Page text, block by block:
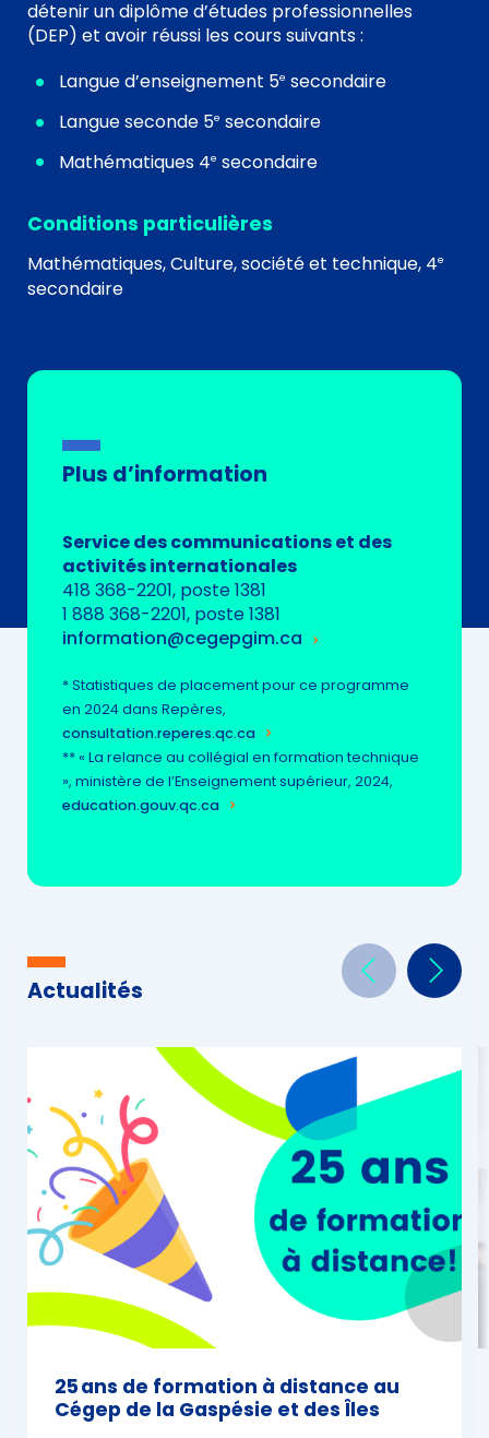
détenir un diplôme d’études professionnelles
(DEP) et avoir réussi les cours suivants :
Langue d’enseignement 5e secondaire
Langue seconde 5e secondaire
Mathématiques 4e secondaire
Conditions particulières
Mathématiques, Culture, société et technique, 4e
secondaire
Plus d’information
Service des communications et des
activités internationales
418 368-2201, poste 1381
1 888 368-2201, poste 1381
information@cegepgim.ca
* Statistiques de placement pour ce programme
en 2024 dans Repères,
consultation.reperes.qc.ca
** « La relance au collégial en formation technique
», ministère de l’Enseignement supérieur, 2024,
education.gouv.qc.ca
Actualités
25 ans de formation à distance au
Cégep de la Gaspésie et des Îles